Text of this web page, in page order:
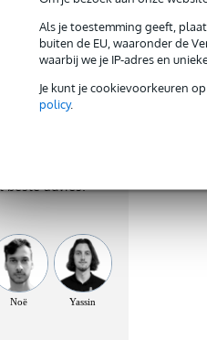
Als je toestemming geeft,
buiten de EU, waaronder de
waarbij we je IP-adres en
Je kunt je cookievoorkeuren
policy.
1
je de best
staan je graag te
beste advies!
Noë Yassin